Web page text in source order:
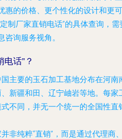
惠的价格、更个性化的设计和更可
制厂家直销电话”的具体查询，需
询服务视角。
话”？
国主要的玉石加工基地分布在河南
新疆和田、辽宁岫岩等地。每家
不同，并无一个统一的全国性直
并非纯粹“直销”，而是通过代理商